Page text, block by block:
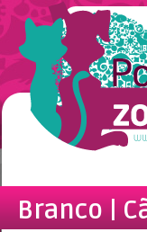
Branco |